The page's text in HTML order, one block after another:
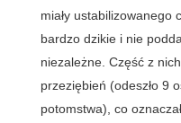
miały ustabilizowanego
bardzo dzikie i nie
niezależne. Część z
przeziębień (odeszło 9
potomstwa), co